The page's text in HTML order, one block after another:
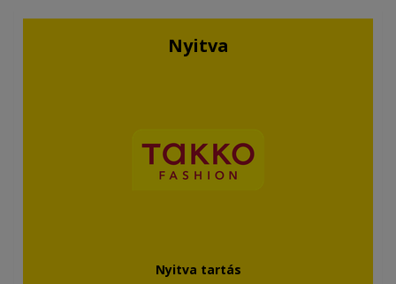
Nyitva
Nyitva tartás